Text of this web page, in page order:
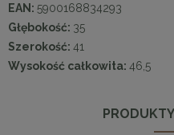
EAN: 5900168834293
Głębokość: 35
Szerokość: 41
Wysokość całkowita: 46,5